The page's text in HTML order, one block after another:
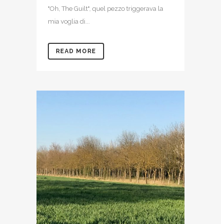
"Oh, The Guilt", quel pezzo triggerava la
mia voglia di...
READ MORE